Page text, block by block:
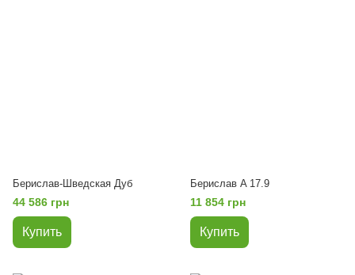
Берислав-Шведская Дуб
44 586 грн
Купить
Берислав A 17.9
11 854 грн
Купить